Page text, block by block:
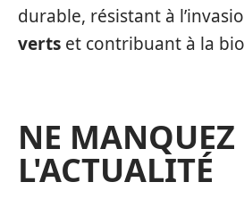
durable, résistant à
verts et contribuant à la
NE MANQUEZ
L'ACTUALITÉ